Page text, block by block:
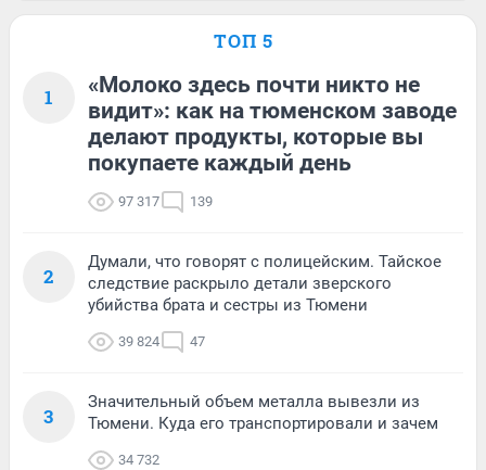
ТОП 5
1
«Молоко здесь почти никто не
видит»: как на тюменском заводе
делают продукты, которые вы
покупаете каждый день
97 317 139
2
Думали, что говорят с полицейским. Тайское
следствие раскрыло детали зверского
убийства брата и сестры из Тюмени
39 824 47
3
Значительный объем металла вывезли из
Тюмени. Куда его транспортировали и зачем
34 732